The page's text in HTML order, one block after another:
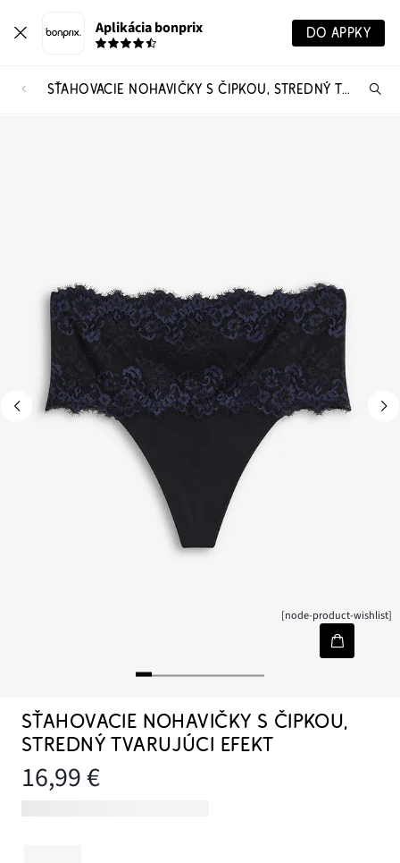
Aplikácia bonprix DO APPKY
SŤAHOVACIE NOHAVIČKY S ČIPKOU, STREDNÝ TVARUJÚCI EFEKT
[node-product-wishlist]
SŤAHOVACIE NOHAVIČKY S ČIPKOU,
STREDNÝ TVARUJÚCI EFEKT
16,99 €